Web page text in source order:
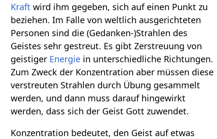
Kraft wird ihm gegeben, sich auf einen Punkt zu
beziehen. Im Falle von weltlich ausgerichteten
Personen sind die (Gedanken-)Strahlen des
Geistes sehr gestreut. Es gibt Zerstreuung von
geistiger Energie in unterschiedliche Richtungen.
Zum Zweck der Konzentration aber müssen diese
verstreuten Strahlen durch Übung gesammelt
werden, und dann muss darauf hingewirkt
werden, dass sich der Geist Gott zuwendet.
Konzentration bedeutet, den Geist auf etwas